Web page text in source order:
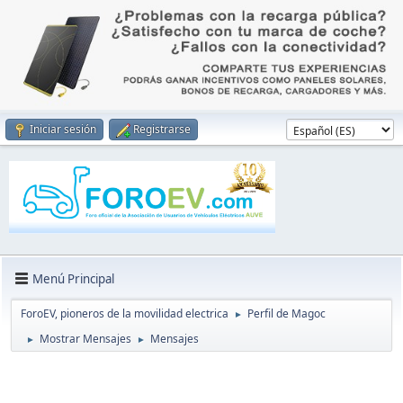
Iniciar sesión Registrarse
Menú Principal
ForoEV, pioneros de la movilidad electrica ► Perfil de Magoc
► Mostrar Mensajes ► Mensajes